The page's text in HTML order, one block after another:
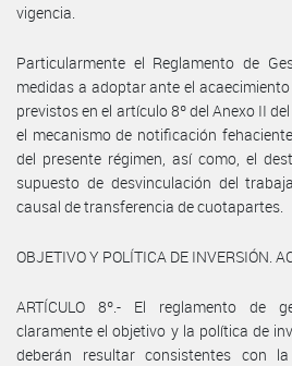
vigencia.
Particularmente el Reglamento de
medidas a adoptar ante el
previstos en el artículo 8º del Anexo II
el mecanismo de notificación
del presente régimen, así como, el
supuesto de desvinculación del
causal de transferencia de cuotapartes.
OBJETIVO Y POLÍTICA DE INVERSIÓN.
ARTÍCULO 8º.- El reglamento de
claramente el objetivo y la política de
deberán resultar consistentes con